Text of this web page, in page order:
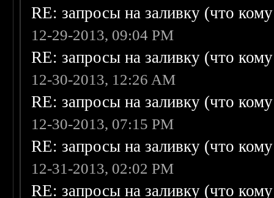
RE: запросы на заливку (что
12-29-2013, 09:04 PM
RE: запросы на заливку (что
12-30-2013, 12:26 AM
RE: запросы на заливку (что
12-30-2013, 07:15 PM
RE: запросы на заливку (что
12-31-2013, 02:02 PM
RE: запросы на заливку (что